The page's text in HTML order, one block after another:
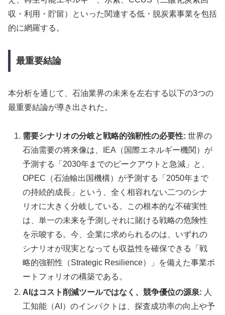
収・利用・貯留）といった関連する低・脱炭素事業を包括
的に網羅する。
最重要結論
本分析を通じて、石油業界の未来を左右する以下の3つの
最重要結論が導き出された。
需要シナリオの分岐と戦略的強靭性の必要性: 世界の
石油需要の将来像は、IEA（国際エネルギー機関）が
予測する「2030年までのピークアウトと急減」と、
OPEC（石油輸出国機構）が予測する「2050年まで
の持続的成長」という、全く相容れない二つのシナ
リオに大きく分岐している。この根本的な不確実性
は、単一の未来を予測しそれに賭ける戦略の危険性
を示唆する。今、企業に求められるのは、いずれの
シナリオが現実となっても収益性を確保できる「戦
略的強靭性（Strategic Resilience）」を備えた事業ポ
ートフォリオの構築である。
AIはコスト削減ツールではなく、競争優位の源泉: 人
工知能（AI）のインパクトは、探査成功率の向上や予